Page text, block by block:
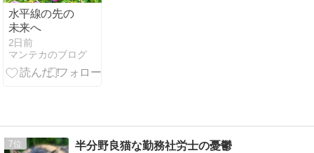
水平線の先の
未来へ
2日前
マンテカのブログ
7 半分野良猫な勤務社労士の憂鬱